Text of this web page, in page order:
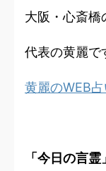
大阪・心斎橋
代表の黄麗で
黄麗のWEB
「今日の言